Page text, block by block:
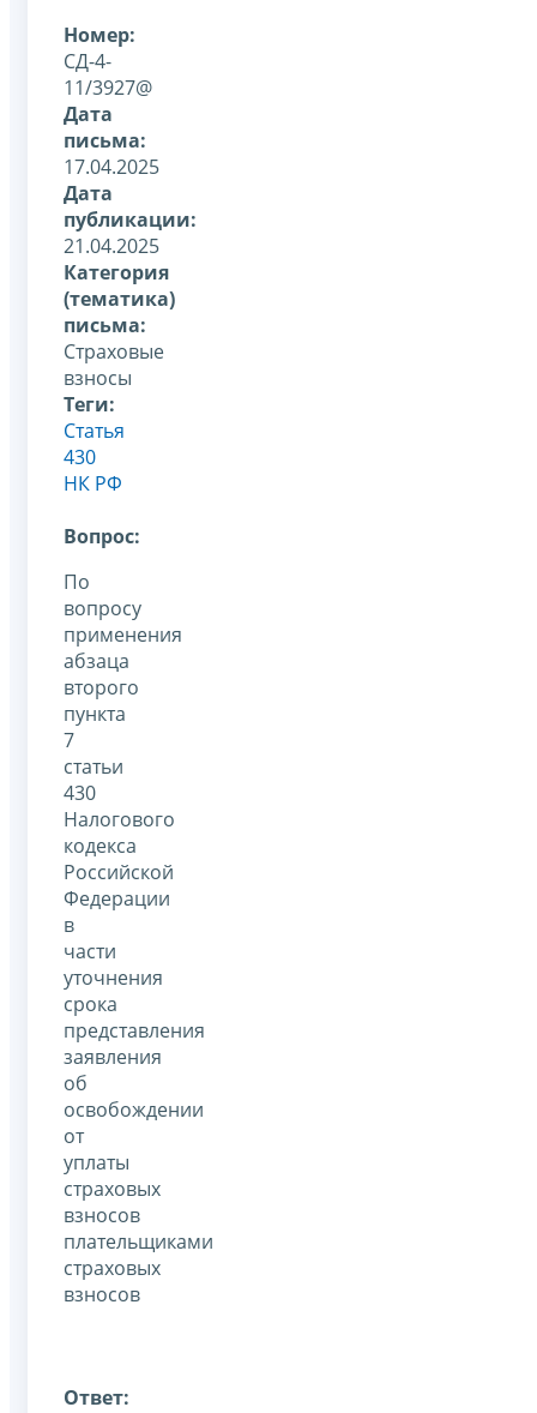
Номер:
СД-4-
11/3927@
Дата
письма:
17.04.2025
Дата
публикации:
21.04.2025
Категория
(тематика)
письма:
Страховые
взносы
Теги:
Статья
430
НК РФ
Вопрос:
По
вопросу
применения
абзаца
второго
пункта
7
статьи
430
Налогового
кодекса
Российской
Федерации
в
части
уточнения
срока
представления
заявления
об
освобождении
от
уплаты
страховых
взносов
плательщиками
страховых
взносов
Ответ: